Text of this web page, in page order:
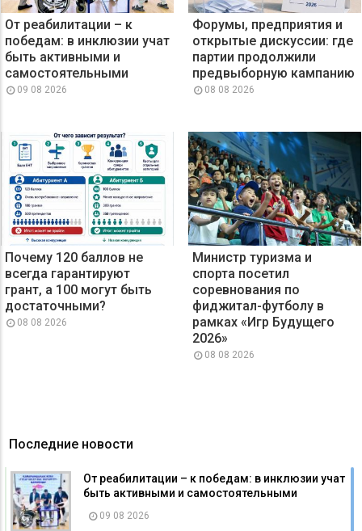
От реабилитации – к
победам: в инклюзии учат
быть активными и
самостоятельными
09 08 2026
Форумы, предприятия и
открытые дискуссии: где
партии продолжили
предвыборную кампанию
08 08 2026
Почему 120 баллов не
всегда гарантируют
грант, а 100 могут быть
достаточными?
08 08 2026
Министр туризма и
спорта посетил
соревнования по
фиджитал-футболу в
рамках «Игр Будущего
2026»
08 08 2026
Последние новости
От реабилитации – к победам: в инклюзии учат
быть активными и самостоятельными
09 08 2026